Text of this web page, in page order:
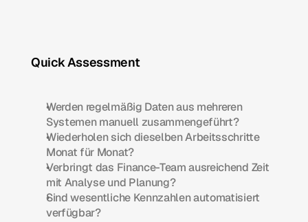
Quick Assessment
Werden regelmäßig Daten aus mehreren
Systemen manuell zusammengeführt?
Wiederholen sich dieselben Arbeitsschritte
Monat für Monat?
Verbringt das Finance-Team ausreichend Zeit
mit Analyse und Planung?
Sind wesentliche Kennzahlen automatisiert
verfügbar?